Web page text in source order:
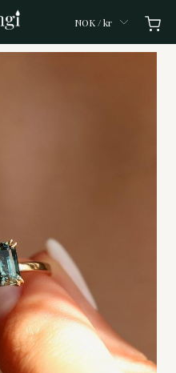
NOK / kr